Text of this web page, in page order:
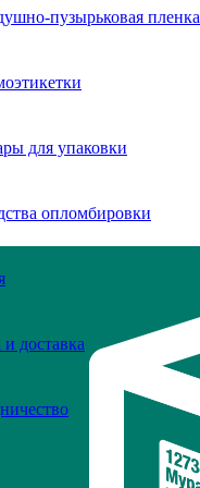
пузырьковая пленка
для упаковки
опломбировки
доставка